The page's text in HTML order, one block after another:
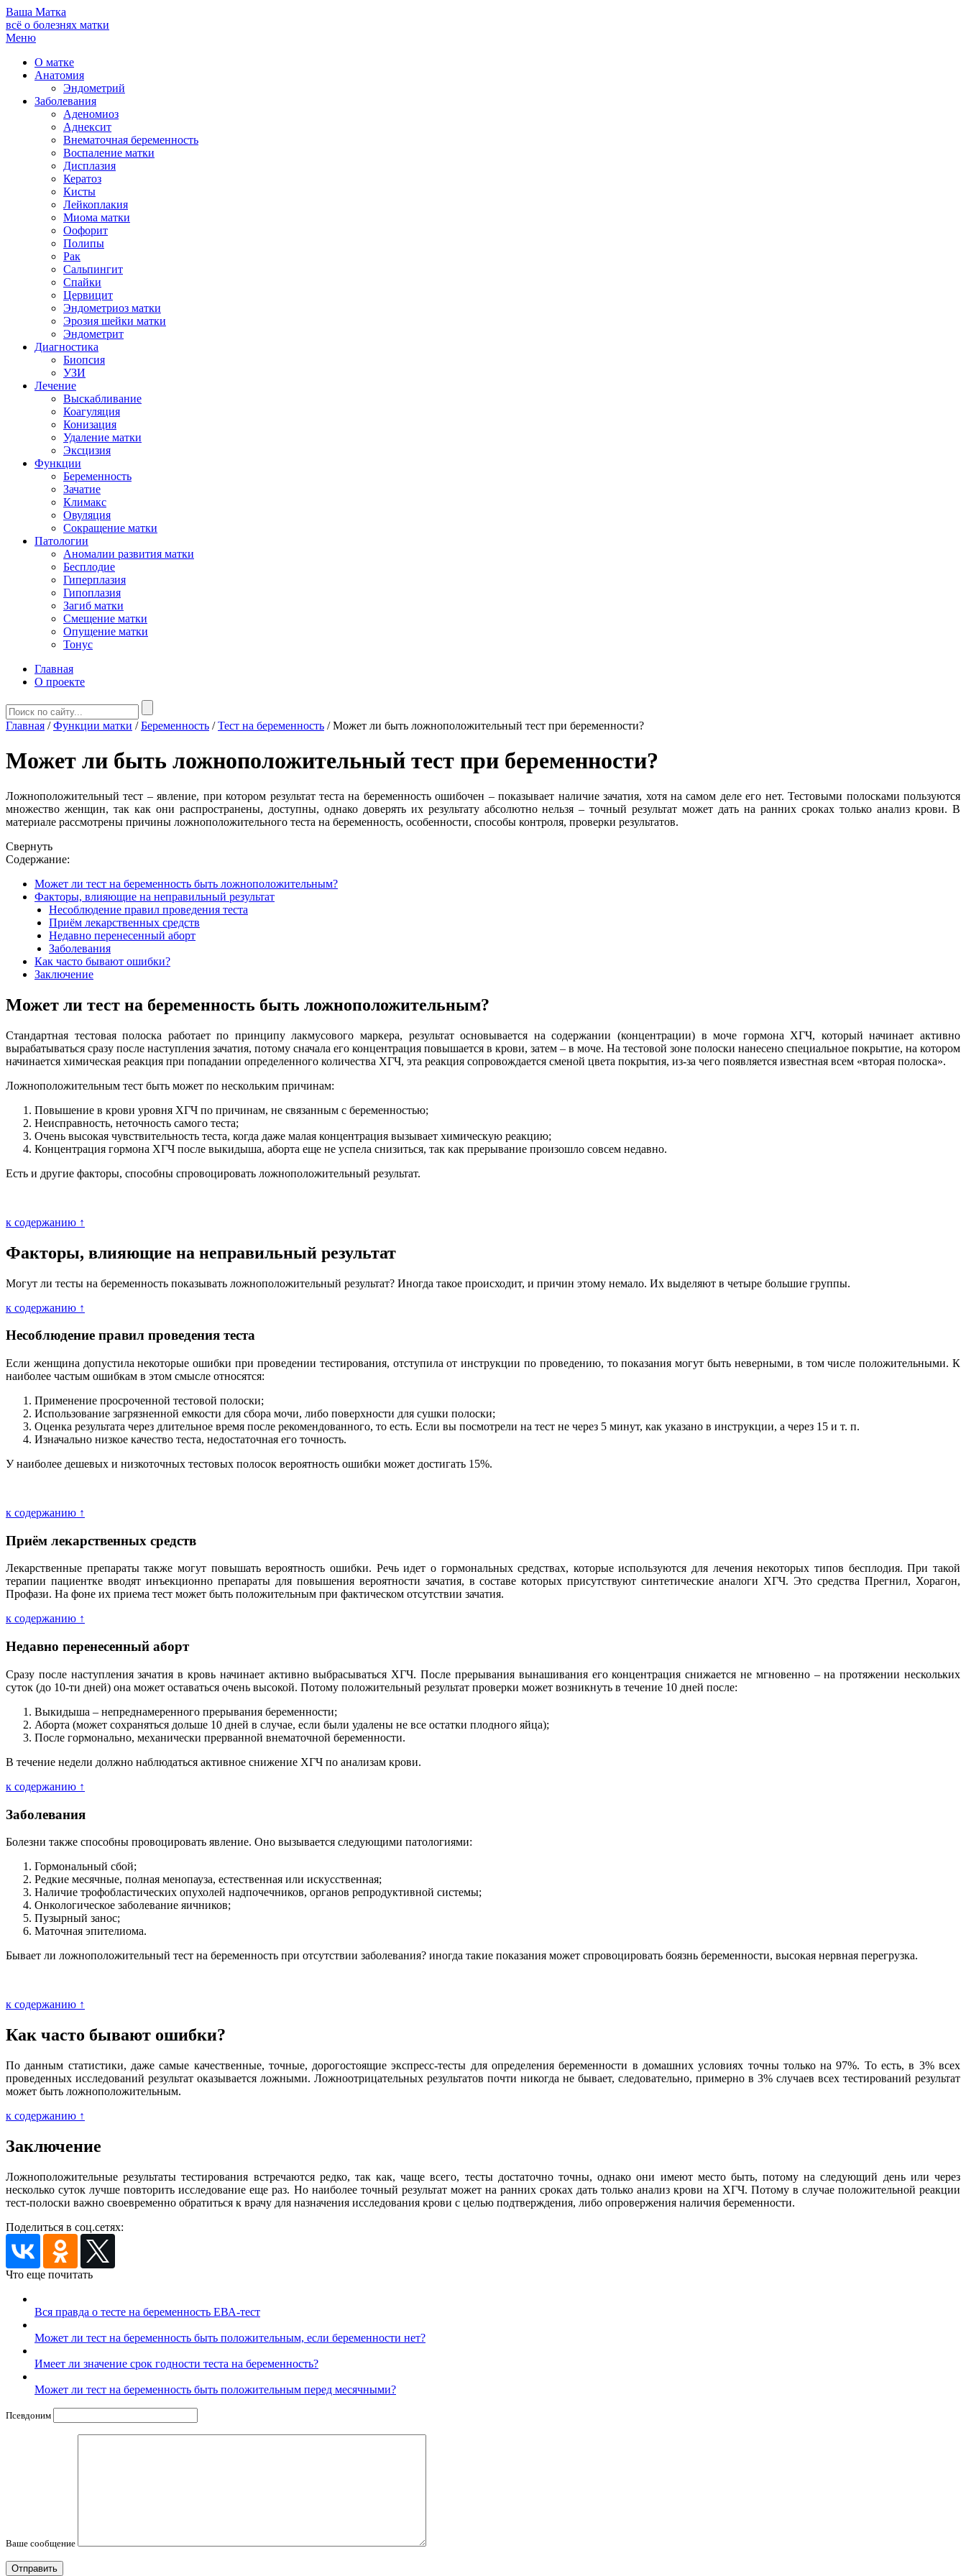
Ваша Матка
всё о болезнях матки
Меню
О матке
Анатомия
Эндометрий
Заболевания
Аденомиоз
Аднексит
Внематочная беременность
Воспаление матки
Дисплазия
Кератоз
Кисты
Лейкоплакия
Миома матки
Оофорит
Полипы
Рак
Сальпингит
Спайки
Цервицит
Эндометриоз матки
Эрозия шейки матки
Эндометрит
Диагностика
Биопсия
УЗИ
Лечение
Выскабливание
Коагуляция
Конизация
Удаление матки
Эксцизия
Функции
Беременность
Зачатие
Климакс
Овуляция
Сокращение матки
Патологии
Аномалии развития матки
Бесплодие
Гиперплазия
Гипоплазия
Загиб матки
Смещение матки
Опущение матки
Тонус
Главная
О проекте
Главная /Функции матки /Беременность /Тест на беременность /Может ли быть ложноположительный тест при беременности?
Может ли быть ложноположительный тест при беременности?
Ложноположительный тест – явление, при котором результат теста на беременность ошибочен – показывает наличие зачатия, хотя на самом деле его нет. Тестовыми полосками пользуются
множество женщин, так как они распространены, доступны, однако доверять их результату абсолютно нельзя – точный результат может дать на ранних сроках только анализ крови. В
материале рассмотрены причины ложноположительного теста на беременность, особенности, способы контроля, проверки результатов.
Свернуть
Содержание:
Может ли тест на беременность быть ложноположительным?
Факторы, влияющие на неправильный результат
Несоблюдение правил проведения теста
Приём лекарственных средств
Недавно перенесенный аборт
Заболевания
Как часто бывают ошибки?
Заключение
Может ли тест на беременность быть ложноположительным?
Стандартная тестовая полоска работает по принципу лакмусового маркера, результат основывается на содержании (концентрации) в моче гормона ХГЧ, который начинает активно
вырабатываться сразу после наступления зачатия, потому сначала его концентрация повышается в крови, затем – в моче. На тестовой зоне полоски нанесено специальное покрытие, на котором
начинается химическая реакция при попадании определенного количества ХГЧ, эта реакция сопровождается сменой цвета покрытия, из-за чего появляется известная всем «вторая полоска».
Ложноположительным тест быть может по нескольким причинам:
Повышение в крови уровня ХГЧ по причинам, не связанным с беременностью;
Неисправность, неточность самого теста;
Очень высокая чувствительность теста, когда даже малая концентрация вызывает химическую реакцию;
Концентрация гормона ХГЧ после выкидыша, аборта еще не успела снизиться, так как прерывание произошло совсем недавно.
Есть и другие факторы, способны спровоцировать ложноположительный результат.
к содержанию ↑
Факторы, влияющие на неправильный результат
Могут ли тесты на беременность показывать ложноположительный результат? Иногда такое происходит, и причин этому немало. Их выделяют в четыре большие группы.
к содержанию ↑
Несоблюдение правил проведения теста
Если женщина допустила некоторые ошибки при проведении тестирования, отступила от инструкции по проведению, то показания могут быть неверными, в том числе положительными. К
наиболее частым ошибкам в этом смысле относятся:
Применение просроченной тестовой полоски;
Использование загрязненной емкости для сбора мочи, либо поверхности для сушки полоски;
Оценка результата через длительное время после рекомендованного, то есть. Если вы посмотрели на тест не через 5 минут, как указано в инструкции, а через 15 и т. п.
Изначально низкое качество теста, недостаточная его точность.
У наиболее дешевых и низкоточных тестовых полосок вероятность ошибки может достигать 15%.
к содержанию ↑
Приём лекарственных средств
Лекарственные препараты также могут повышать вероятность ошибки. Речь идет о гормональных средствах, которые используются для лечения некоторых типов бесплодия. При такой
терапии пациентке вводят инъекционно препараты для повышения вероятности зачатия, в составе которых присутствуют синтетические аналоги ХГЧ. Это средства Прегнил, Хорагон,
Профази. На фоне их приема тест может быть положительным при фактическом отсутствии зачатия.
к содержанию ↑
Недавно перенесенный аборт
Сразу после наступления зачатия в кровь начинает активно выбрасываться ХГЧ. После прерывания вынашивания его концентрация снижается не мгновенно – на протяжении нескольких
суток (до 10-ти дней) она может оставаться очень высокой. Потому положительный результат проверки может возникнуть в течение 10 дней после:
Выкидыша – непреднамеренного прерывания беременности;
Аборта (может сохраняться дольше 10 дней в случае, если были удалены не все остатки плодного яйца);
После гормонально, механически прерванной внематочной беременности.
В течение недели должно наблюдаться активное снижение ХГЧ по анализам крови.
к содержанию ↑
Заболевания
Болезни также способны провоцировать явление. Оно вызывается следующими патологиями:
Гормональный сбой;
Редкие месячные, полная менопауза, естественная или искусственная;
Наличие трофобластических опухолей надпочечников, органов репродуктивной системы;
Онкологическое заболевание яичников;
Пузырный занос;
Маточная эпителиома.
Бывает ли ложноположительный тест на беременность при отсутствии заболевания? иногда такие показания может спровоцировать боязнь беременности, высокая нервная перегрузка.
к содержанию ↑
Как часто бывают ошибки?
По данным статистики, даже самые качественные, точные, дорогостоящие экспресс-тесты для определения беременности в домашних условиях точны только на 97%. То есть, в 3% всех
проведенных исследований результат оказывается ложными. Ложноотрицательных результатов почти никогда не бывает, следовательно, примерно в 3% случаев всех тестирований результат
может быть ложноположительным.
к содержанию ↑
Заключение
Ложноположительные результаты тестирования встречаются редко, так как, чаще всего, тесты достаточно точны, однако они имеют место быть, потому на следующий день или через
несколько суток лучше повторить исследование еще раз. Но наиболее точный результат может на ранних сроках дать только анализ крови на ХГЧ. Потому в случае положительной реакции
тест-полоски важно своевременно обратиться к врачу для назначения исследования крови с целью подтверждения, либо опровержения наличия беременности.
Поделиться в соц.сетях:
Что еще почитать
Вся правда о тесте на беременность ЕВА-тест
Может ли тест на беременность быть положительным, если беременности нет?
Имеет ли значение срок годности теста на беременность?
Может ли тест на беременность быть положительным перед месячными?
Псевдоним
Ваше сообщение